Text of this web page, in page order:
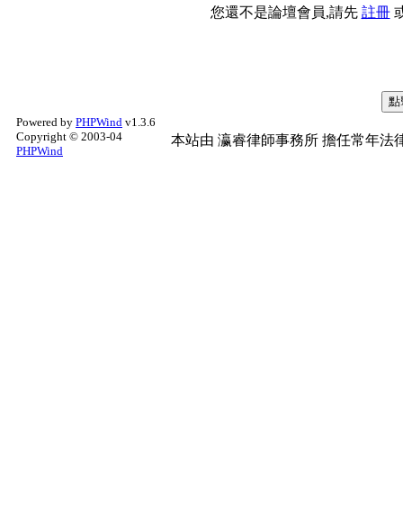
您還不是論壇會員,請先 註冊
Powered by PHPWind v1.3.6
Copyright © 2003-04
PHPWind
本站由 瀛睿律師事務所 擔任常年法